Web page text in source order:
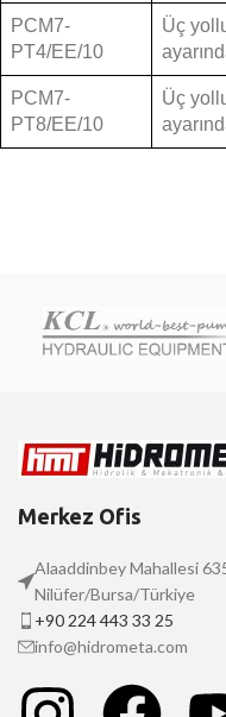
PCM7-
PT4/EE/10
Üç
PCM7-
PT8/EE/10
Üç
Merkez Ofis
Alaaddinbey Mahallesi
Nilüfer/Bursa/Türkiye
+90 224 443 33 25
info@hidrometa.com